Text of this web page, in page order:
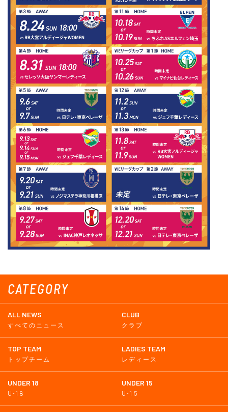
CATEGORY
ALL NEWS
すべてのニュース
CLUB
クラブ
TOP TEAM
トップチーム
LADIES TEAM
レディース
UNDER 18
U-18
UNDER 15
U-15